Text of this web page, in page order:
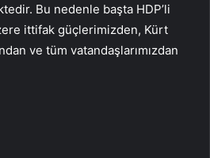
Bu nedenle başta HDP’li
ittifak güçlerimizden, Kürt
ve tüm vatandaşlarımızdan